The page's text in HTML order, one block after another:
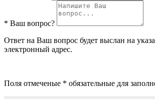
* Ваш вопрос?
Ответ на Ваш вопрос будет выслан на
электронный адрес.
Поля отмеченые * обязательные для